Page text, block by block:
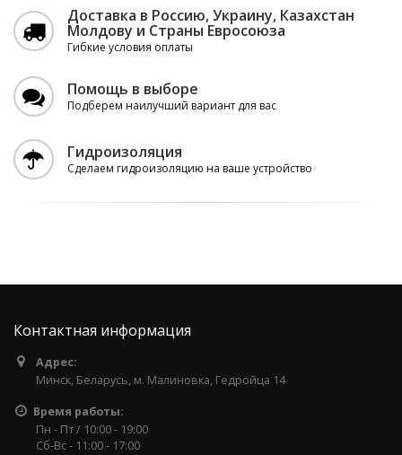
Доставка в Россию, Украину, Казахстан
Молдову и Страны Евросоюза
Гибкие условия оплаты
Помощь в выборе
Подберем наилучший вариант для вас
Гидроизоляция
Сделаем гидроизоляцию на ваше устройство
Контактная информация
Адрес:
Минск, Беларусь, м. Малиновка, Гедройца 14
Время работы:
Пн - Пт / 10:00 - 19:00
Сб-Вс - 11:00 - 17:00